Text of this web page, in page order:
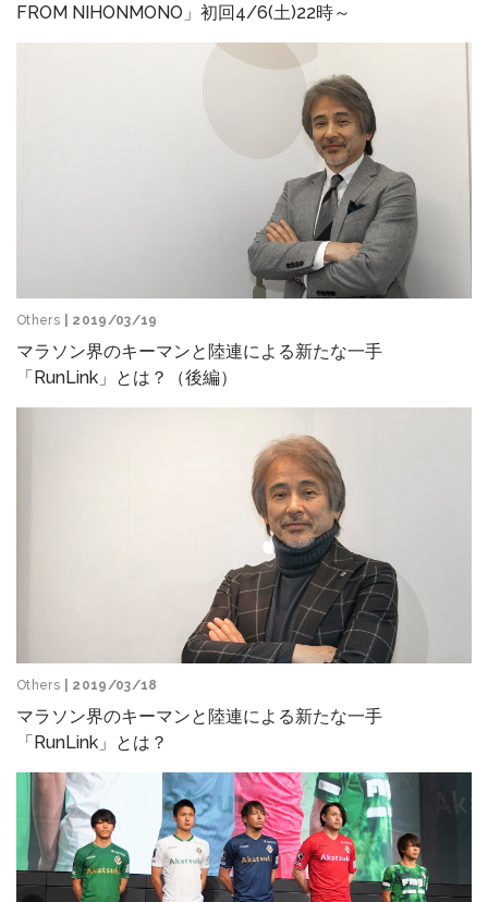
FROM NIHONMONO」初回4/6(土)22時～
Others | 2019/03/19
マラソン界のキーマンと陸連による新たな一手
「RunLink」とは？（後編）
Others | 2019/03/18
マラソン界のキーマンと陸連による新たな一手
「RunLink」とは？